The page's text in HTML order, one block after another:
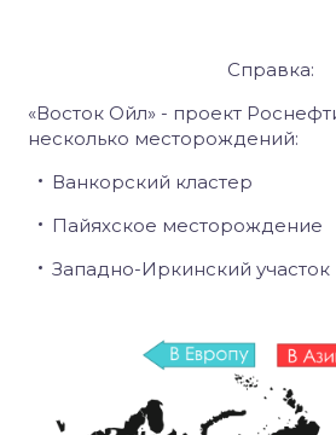
Справка:
«Восток Ойл» - проект
несколько месторождений:
Ванкорский кластер
Пайяхское месторождение
Западно-Иркинский участок